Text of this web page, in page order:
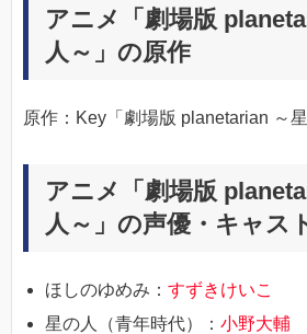
アニメ「劇場版
人～」の原作
原作：Key「劇場版 planetarian ～星
アニメ「劇場版
人～」の声優・キャス
ほしのゆめみ： すずきけいこ
星の人（青年時代）： 小野大輔